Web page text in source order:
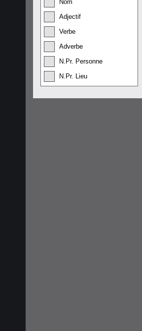
Nom
Adjectif
Verbe
Adverbe
N.Pr. Personne
N.Pr. Lieu